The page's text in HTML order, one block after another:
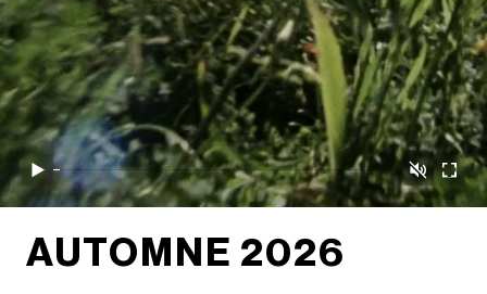
播放 取消静音
开启
AUTOMNE 2026